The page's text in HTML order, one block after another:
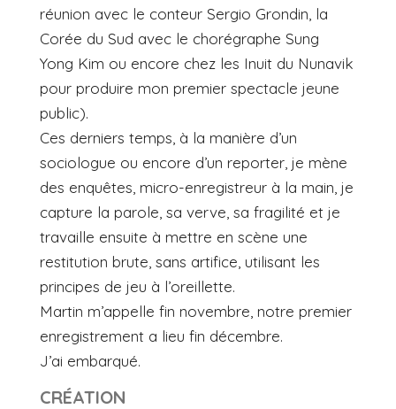
réunion avec le conteur Sergio Grondin, la
Corée du Sud avec le chorégraphe Sung
Yong Kim ou encore chez les Inuit du Nunavik
pour produire mon premier spectacle jeune
public).
Ces derniers temps, à la manière d’un
sociologue ou encore d’un reporter, je mène
des enquêtes, micro-enregistreur à la main, je
capture la parole, sa verve, sa fragilité et je
travaille ensuite à mettre en scène une
restitution brute, sans artifice, utilisant les
principes de jeu à l’oreillette.
Martin m’appelle fin novembre, notre premier
enregistrement a lieu fin décembre.
J’ai embarqué.
CRÉATION